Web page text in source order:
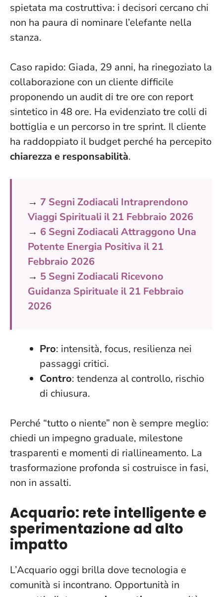
spietata ma costruttiva: i decisori cercano chi
non ha paura di nominare l’elefante nella
stanza.
Caso rapido: Giada, 29 anni, ha rinegoziato la
collaborazione con un cliente difficile
proponendo un audit di tre ore con report
sintetico in 48 ore. Ha evidenziato tre colli di
bottiglia e un percorso in tre sprint. Il cliente
ha raddoppiato il budget perché ha percepito
chiarezza e responsabilità.
→ 7 Segni Zodiacali Intraprendono
Viaggi Spirituali il 21 Febbraio 2026
→ 6 Segni Zodiacali Attraggono Una
Potente Energia Positiva il 21
Febbraio 2026
→ 5 Segni Zodiacali Ricevono
Guidanza Spirituale il 21 Febbraio
2026
Pro: intensità, focus, resilienza nei
passaggi critici.
Contro: tendenza al controllo, rischio
di chiusura.
Perché “tutto o niente” non è sempre meglio:
chiedi un impegno graduale, milestone
trasparenti e momenti di riallineamento. La
trasformazione profonda si costruisce in fasi,
non in assalti.
Acquario: rete intelligente e
sperimentazione ad alto
impatto
L’Acquario oggi brilla dove tecnologia e
comunità si incontrano. Opportunità in